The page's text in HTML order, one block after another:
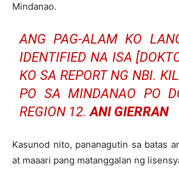
Mindanao.
ANG PAG-ALAM KO
IDENTIFIED NA ISA
KO SA REPORT NG NBI.
PO SA MINDANAO PO
REGION 12. ANI GIERRAN
Kasunod nito, pananagutin sa batas
at maaari pang matanggalan ng